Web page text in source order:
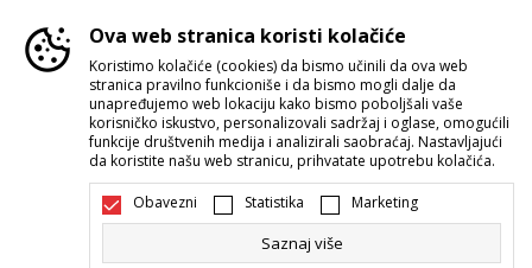
Srbija Promenite
Ova web stranica koristi kolačiće
Koristimo kolačiće (cookies) da bismo učinili da ova web
stranica pravilno funkcioniše i da bismo mogli dalje da
unapređujemo web lokaciju kako bismo poboljšali vaše
korisničko iskustvo, personalizovali sadržaj i oglase, omogućili
funkcije društvenih medija i analizirali saobraćaj. Nastavljajući
da koristite našu web stranicu, prihvatate upotrebu kolačića.
Obavezni Statistika Marketing
Saznaj više